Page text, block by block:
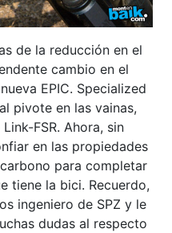
de la reducción en el
cambio en el
EPIC. Specialized
pivote en las vainas,
FSR. Ahora, sin
en las propiedades
para completar
tiene la bici. Recuerdo,
ingeniero de SPZ y le
dudas al respecto